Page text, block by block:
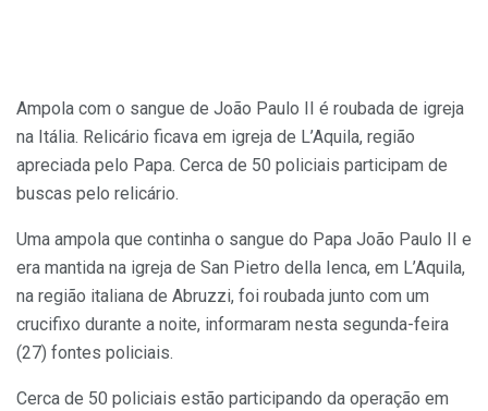
Ampola com o sangue de João Paulo II é roubada de igreja
na Itália. Relicário ficava em igreja de L’Aquila, região
apreciada pelo Papa. Cerca de 50 policiais participam de
buscas pelo relicário.
Uma ampola que continha o sangue do Papa João Paulo II e
era mantida na igreja de San Pietro della Ienca, em L’Aquila,
na região italiana de Abruzzi, foi roubada junto com um
crucifixo durante a noite, informaram nesta segunda-feira
(27) fontes policiais.
Cerca de 50 policiais estão participando da operação em